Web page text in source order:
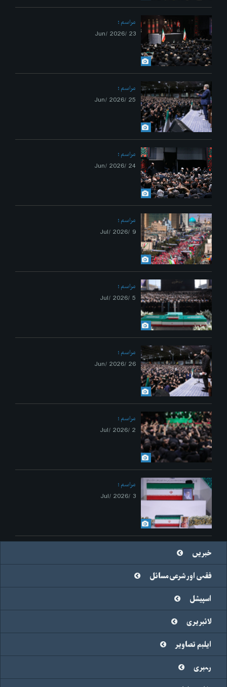
مراسم
23 /Jun/ 2026
مراسم
25 /Jun/ 2026
مراسم
24 /Jun/ 2026
مراسم
9 /Jul/ 2026
مراسم
5 /Jul/ 2026
مراسم
26 /Jun/ 2026
مراسم
2 /Jul/ 2026
مراسم
3 /Jul/ 2026
خبریں
فقہی اور شرعی مسائل
اسپیشل
لائبریری
ایلبم تصاویر
رہبری